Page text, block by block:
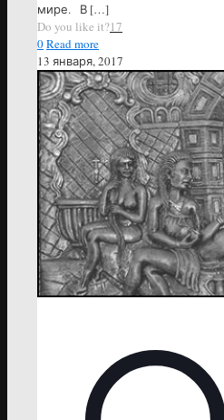
мире. В […]
Do you like it?17
0Read more
13 января, 2017